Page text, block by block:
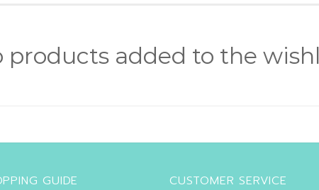
products added to the
GUIDE CUSTOMER SERVICE